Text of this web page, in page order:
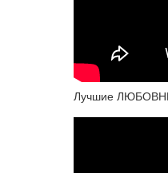
Лучшие